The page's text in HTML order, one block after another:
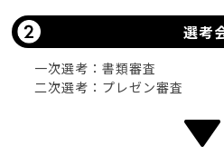
選考
一次選考：書類審査
二次選考：プレゼン審査